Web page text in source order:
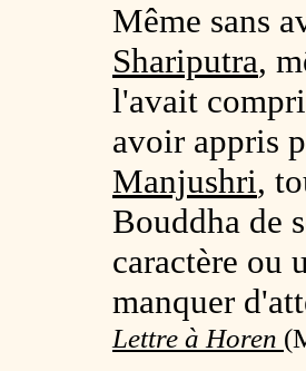
Même sans
Shariputra,
l'avait
avoir appris
Manjushri,
Bouddha de
caractère ou
manquer
Lettre à Horen (